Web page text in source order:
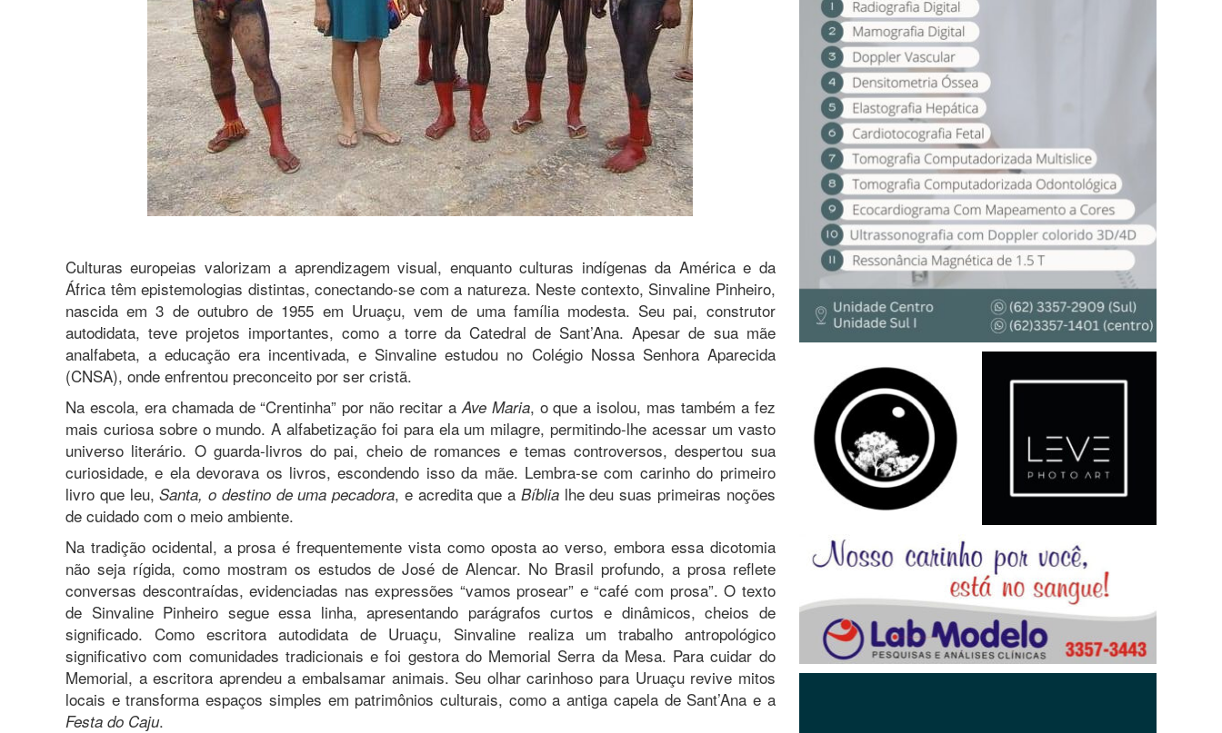
Culturas europeias valorizam a aprendizagem visual, enquanto culturas indígenas da América e da
África têm epistemologias distintas, conectando-se com a natureza. Neste contexto, Sinvaline Pinheiro,
nascida em 3 de outubro de 1955 em Uruaçu, vem de uma família modesta. Seu pai, construtor
autodidata, teve projetos importantes, como a torre da Catedral de Sant’Ana. Apesar de sua mãe
analfabeta, a educação era incentivada, e Sinvaline estudou no Colégio Nossa Senhora Aparecida
(CNSA), onde enfrentou preconceito por ser cristã.
Na escola, era chamada de “Crentinha” por não recitar a Ave Maria, o que a isolou, mas também a fez
mais curiosa sobre o mundo. A alfabetização foi para ela um milagre, permitindo-lhe acessar um vasto
universo literário. O guarda-livros do pai, cheio de romances e temas controversos, despertou sua
curiosidade, e ela devorava os livros, escondendo isso da mãe. Lembra-se com carinho do primeiro
livro que leu,Santa, o destino de uma pecadora, e acredita que a Bíblialhe deu suas primeiras noções
de cuidado com o meio ambiente.
Na tradição ocidental, a prosa é frequentemente vista como oposta ao verso, embora essa dicotomia
não seja rígida, como mostram os estudos de José de Alencar. No Brasil profundo, a prosa reflete
conversas descontraídas, evidenciadas nas expressões “vamos prosear” e “café com prosa”. O texto
de Sinvaline Pinheiro segue essa linha, apresentando parágrafos curtos e dinâmicos, cheios de
significado. Como escritora autodidata de Uruaçu, Sinvaline realiza um trabalho antropológico
significativo com comunidades tradicionais e foi gestora do Memorial Serra da Mesa. Para cuidar do
Memorial, a escritora aprendeu a embalsamar animais. Seu olhar carinhoso para Uruaçu revive mitos
locais e transforma espaços simples em patrimônios culturais, como a antiga capela de Sant’Ana e a
Festa do Caju.